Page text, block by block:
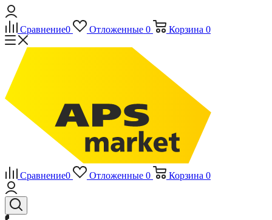
Сравнение0 Отложенные 0 Корзина 0
Сравнение0 Отложенные 0 Корзина 0